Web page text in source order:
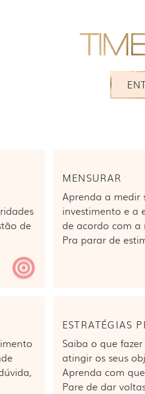
de
MENSURAR
Aprenda a medir
investimento e a
de acordo com a
Pra parar de
ESTRATÉGIAS
Saiba o que
atingir os seus
Aprenda com
Pare de dar